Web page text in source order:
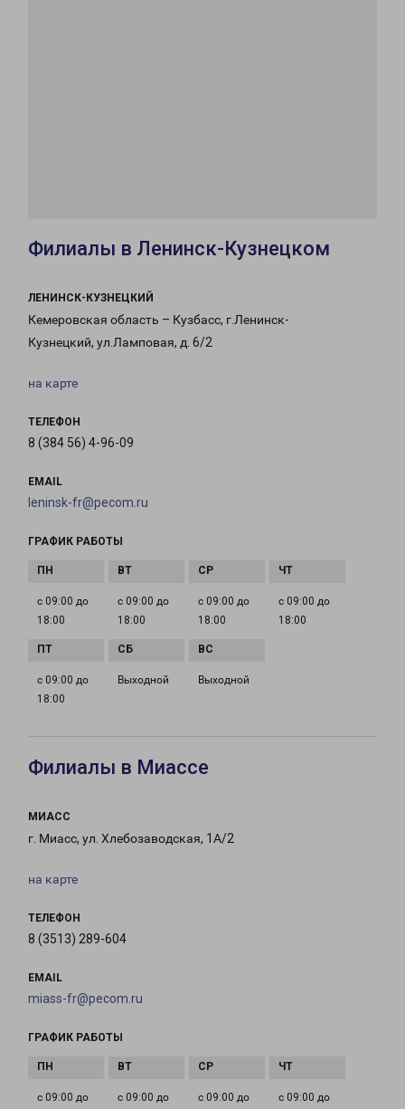
Филиалы в Ленинск-Кузнецком
ЛЕНИНСК-КУЗНЕЦКИЙ
Кемеровская область – Кузбасс, г.Ленинск-
Кузнецкий, ул.Ламповая, д. 6/2
на карте
ТЕЛЕФОН
8 (384 56) 4-96-09
EMAIL
leninsk-fr@pecom.ru
ГРАФИК РАБОТЫ
с 09:00 до
18:00
с 09:00 до
18:00
с 09:00 до
18:00
с 09:00 до
18:00
с 09:00 до
18:00
Выходной Выходной
Филиалы в Миассе
МИАСС
г. Миасс, ул. Хлебозаводская, 1А/2
на карте
ТЕЛЕФОН
8 (3513) 289-604
EMAIL
miass-fr@pecom.ru
ГРАФИК РАБОТЫ
с 09:00 до с 09:00 до с 09:00 до с 09:00 до